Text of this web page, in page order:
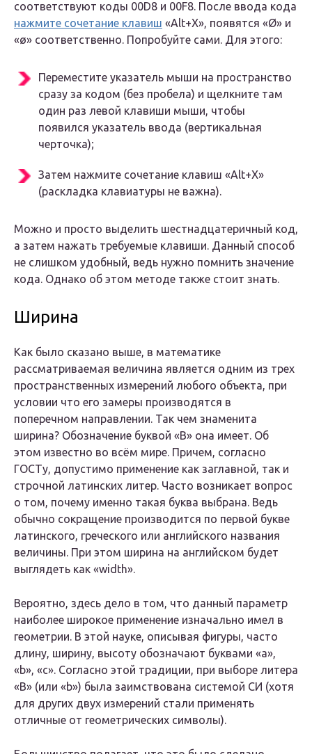
соответствуют коды 00D8 и 00F8. После ввода кода
нажмите сочетание клавиш «Аlt+X», появятся «Ø» и
«ø» соответственно. Попробуйте сами. Для этого:
Переместите указатель мыши на пространство
сразу за кодом (без пробела) и щелкните там
один раз левой клавиши мыши, чтобы
появился указатель ввода (вертикальная
черточка);
Затем нажмите сочетание клавиш «Аlt+X»
(раскладка клавиатуры не важна).
Можно и просто выделить шестнадцатеричный код,
а затем нажать требуемые клавиши. Данный способ
не слишком удобный, ведь нужно помнить значение
кода. Однако об этом методе также стоит знать.
Ширина
Как было сказано выше, в математике
рассматриваемая величина является одним из трех
пространственных измерений любого объекта, при
условии что его замеры производятся в
поперечном направлении. Так чем знаменита
ширина? Обозначение буквой «В» она имеет. Об
этом известно во всём мире. Причем, согласно
ГОСТу, допустимо применение как заглавной, так и
строчной латинских литер. Часто возникает вопрос
о том, почему именно такая буква выбрана. Ведь
обычно сокращение производится по первой букве
латинского, греческого или английского названия
величины. При этом ширина на английском будет
выглядеть как «width».
Вероятно, здесь дело в том, что данный параметр
наиболее широкое применение изначально имел в
геометрии. В этой науке, описывая фигуры, часто
длину, ширину, высоту обозначают буквами «а»,
«b», «с». Согласно этой традиции, при выборе литера
«В» (или «b») была заимствована системой СИ (хотя
для других двух измерений стали применять
отличные от геометрических символы).